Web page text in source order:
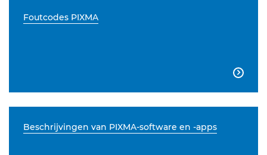
Foutcodes PIXMA

Beschrijvingen van PIXMA-software en -apps